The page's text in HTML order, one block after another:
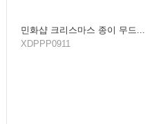
민화샵 크리스마스 종이 무드...
XDPPP0911